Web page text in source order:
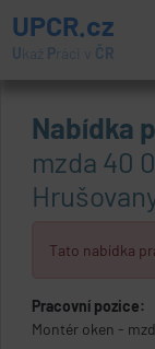
UPCR.cz
U kaž Práci v ČR
Nabídka
mzda 40
Tato nabídka
Pracovní pozice:
Montér oken -